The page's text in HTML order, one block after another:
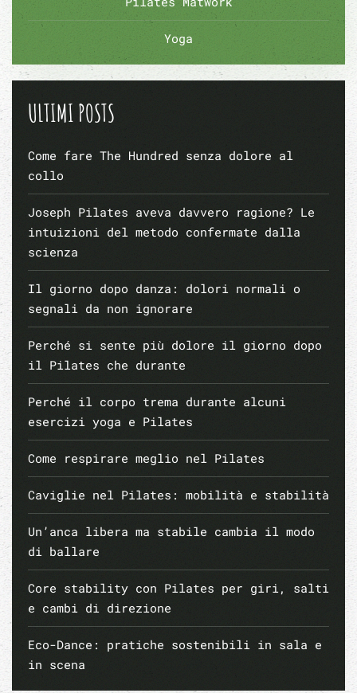
Yoga
ULTIMI POSTS
Come fare The Hundred senza dolore al
collo
Joseph Pilates aveva davvero ragione? Le
intuizioni del metodo confermate dalla
scienza
Il giorno dopo danza: dolori normali o
segnali da non ignorare
Perché si sente più dolore il giorno dopo
il Pilates che durante
Perché il corpo trema durante alcuni
esercizi yoga e Pilates
Come respirare meglio nel Pilates
Caviglie nel Pilates: mobilità e stabilità
Un’anca libera ma stabile cambia il modo
di ballare
Core stability con Pilates per giri, salti
e cambi di direzione
Eco-Dance: pratiche sostenibili in sala e
in scena